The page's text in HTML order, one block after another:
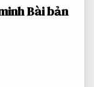
Bài bản